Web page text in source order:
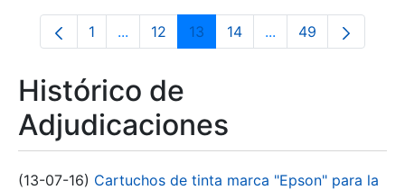
Página
1 ...Páginas intermedias Use TAB para
Página
12 Página
13 Página
14 ...PáginasPágina
49
Histórico de
Adjudicaciones
(13-07-16) Cartuchos de tinta marca "Epson" para la